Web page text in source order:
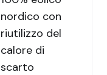
nordico con
riutilizzo del
calore di
scarto